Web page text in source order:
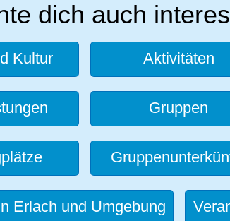
dich auch
Kultur Aktivitäten
Gruppen
Erlach und Umgebung